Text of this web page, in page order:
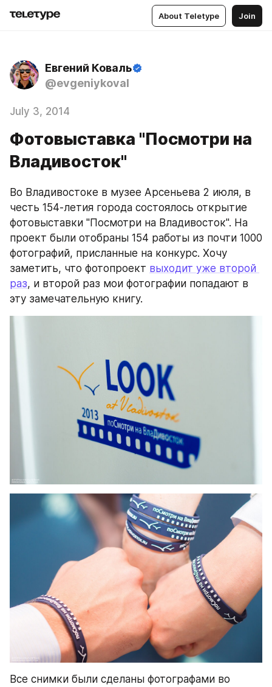
About Teletype Join
Евгений Коваль
@evgeniykoval
July 3, 2014
Фотовыставка "Посмотри на
Владивосток"
Во Владивостоке в музее Арсеньева 2 июля, в
честь 154-летия города состоялось открытие
фотовыставки "Посмотри на Владивосток". На
проект были отобраны 154 работы из почти 1000
фотографий, присланные на конкурс. Хочу
заметить, что фотопроект выходит уже второй
раз, и второй раз мои фотографии попадают в
эту замечательную книгу.
Все снимки были сделаны фотографами во